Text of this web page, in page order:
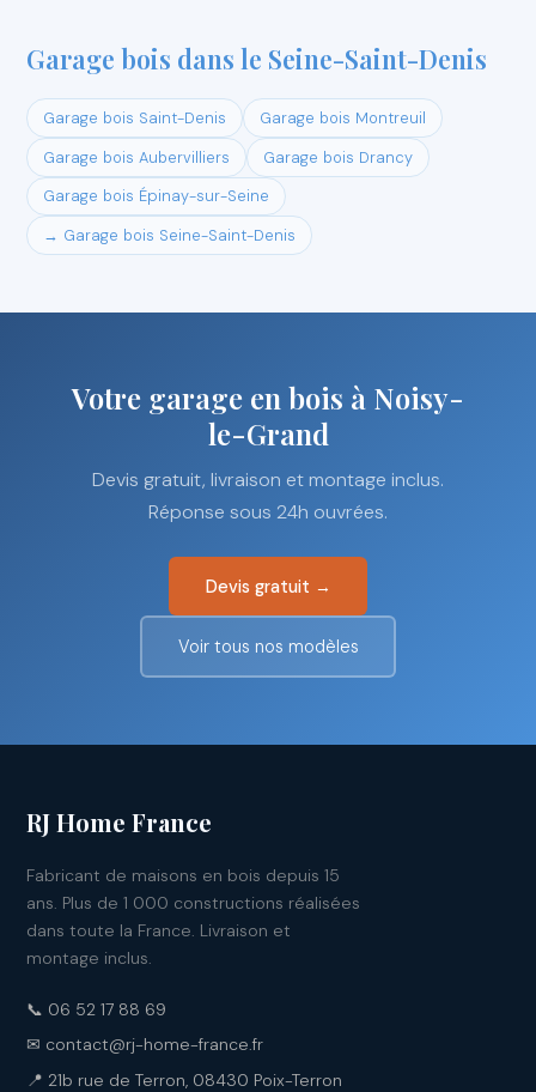
Garage bois dans le Seine-Saint-Denis
Garage bois Saint-Denis
Garage bois Montreuil
Garage bois Aubervilliers
Garage bois Drancy
Garage bois Épinay-sur-Seine
→ Garage bois Seine-Saint-Denis
Votre garage en bois à Noisy-
le-Grand
Devis gratuit, livraison et montage inclus.
Réponse sous 24h ouvrées.
Devis gratuit →
Voir tous nos modèles
RJ Home France
Fabricant de maisons en bois depuis 15
ans. Plus de 1 000 constructions réalisées
dans toute la France. Livraison et
montage inclus.
📞 06 52 17 88 69
✉ contact@rj-home-france.fr
📍 21b rue de Terron, 08430 Poix-Terron